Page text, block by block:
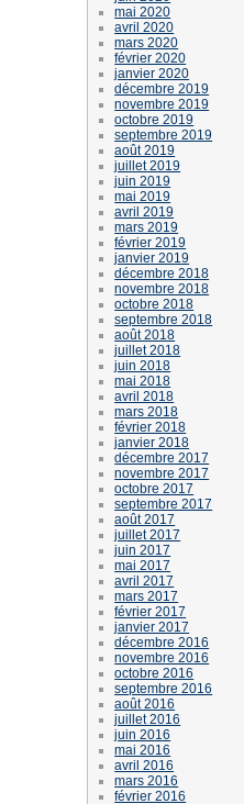
mai 2020
avril 2020
mars 2020
février 2020
janvier 2020
décembre 2019
novembre 2019
octobre 2019
septembre 2019
août 2019
juillet 2019
juin 2019
mai 2019
avril 2019
mars 2019
février 2019
janvier 2019
décembre 2018
novembre 2018
octobre 2018
septembre 2018
août 2018
juillet 2018
juin 2018
mai 2018
avril 2018
mars 2018
février 2018
janvier 2018
décembre 2017
novembre 2017
octobre 2017
septembre 2017
août 2017
juillet 2017
juin 2017
mai 2017
avril 2017
mars 2017
février 2017
janvier 2017
décembre 2016
novembre 2016
octobre 2016
septembre 2016
août 2016
juillet 2016
juin 2016
mai 2016
avril 2016
mars 2016
février 2016